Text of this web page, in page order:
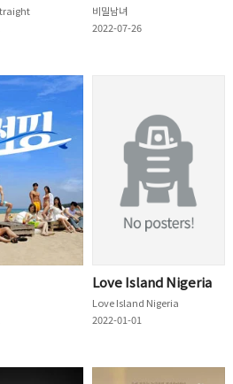
비밀남녀
2022-07-26
Love Island Nigeria
Love Island Nigeria
2022-01-01